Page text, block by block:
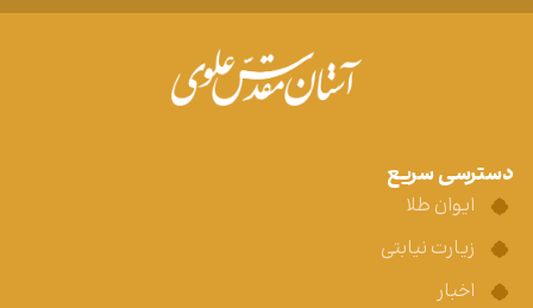
دسترسی سریع
ایوان طلا
زیارت نیابتی
اخبار